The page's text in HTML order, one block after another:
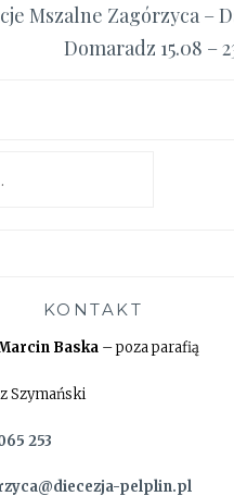
Mszalne Zagórzyca –
Domaradz 15.08 –
KONTAKT
Baska – poza parafią
Szymański
253
pelplin.pl